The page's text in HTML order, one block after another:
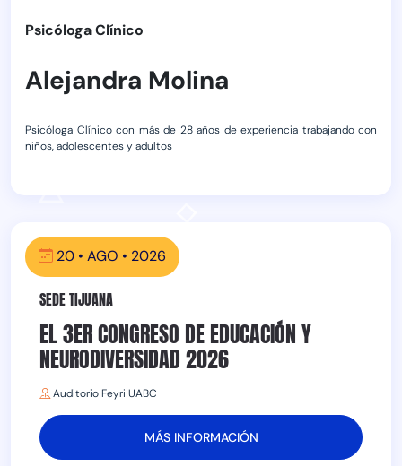
Psicóloga Clínico
Alejandra Molina
Psicóloga Clínico con más de 28 años de experiencia trabajando con
niños, adolescentes y adultos
20 • AGO • 2026
SEDE TIJUANA
EL 3ER CONGRESO DE EDUCACIÓN Y
NEURODIVERSIDAD 2026
Auditorio Feyri UABC
MÁS INFORMACIÓN